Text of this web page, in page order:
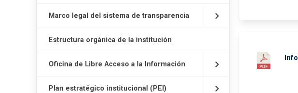
Marco legal del sistema de transparencia
Estructura orgánica de la institución
Oficina de Libre Acceso a la Información
Plan estratégico institucional (PEI)